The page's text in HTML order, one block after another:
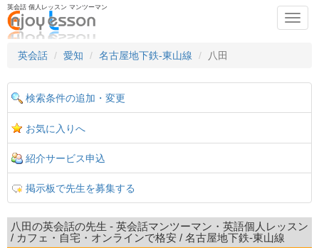
英会話 個人レッスン マンツーマン
英会話
愛知 名古屋地下鉄-東山線 八田
検索条件の追加・変更
お気に入りへ
紹介サービス申込
掲示板で先生を募集する
八田の英会話の先生 - 英会話マンツーマン・英語個人レッスン
/ カフェ・自宅・オンラインで格安 / 名古屋地下鉄-東山線